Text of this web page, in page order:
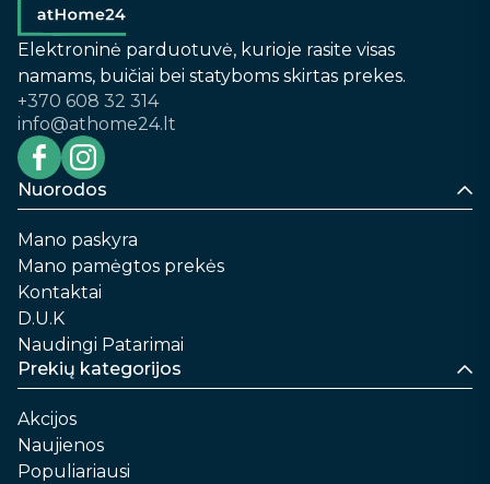
Elektroninė parduotuvė, kurioje rasite visas
namams, buičiai bei statyboms skirtas prekes.
+370 608 32 314
info@athome24.lt
Nuorodos
Mano paskyra
Mano pamėgtos prekės
Kontaktai
D.U.K
Naudingi Patarimai
Prekių kategorijos
Akcijos
Naujienos
Populiariausi